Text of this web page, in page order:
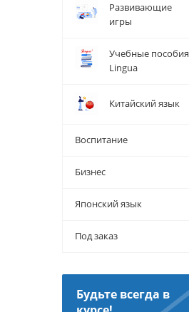
Развивающие
игры
Учебные пособия
Lingua
Китайский язык
Воспитание
Бизнес
Японский язык
Под заказ
Будьте всегда в